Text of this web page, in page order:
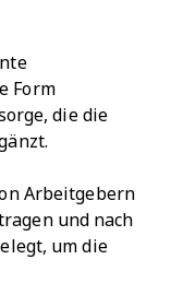
Form
die die
Arbeitgebern
und nach
um die